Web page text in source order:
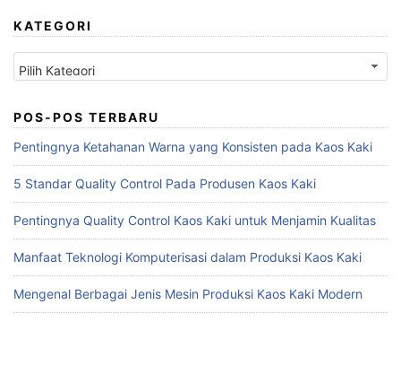
KATEGORI
Kategori
POS-POS TERBARU
Pentingnya Ketahanan Warna yang Konsisten pada Kaos Kaki
5 Standar Quality Control Pada Produsen Kaos Kaki
Pentingnya Quality Control Kaos Kaki untuk Menjamin Kualitas
Manfaat Teknologi Komputerisasi dalam Produksi Kaos Kaki
Mengenal Berbagai Jenis Mesin Produksi Kaos Kaki Modern